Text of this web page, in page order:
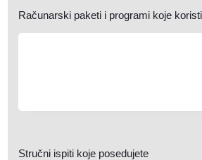
Računarski paketi i programi koje
Stručni ispiti koje posedujete